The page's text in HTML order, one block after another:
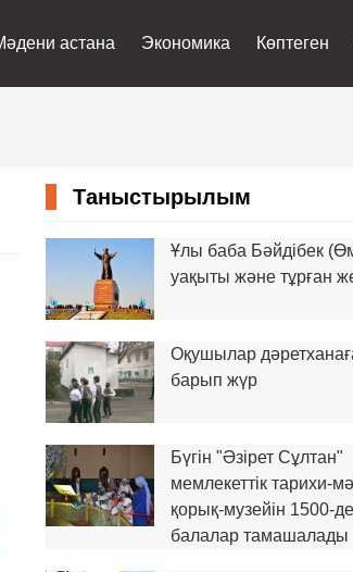
астана Экономика Көптеген
Таныстырылым
Ұлы баба Бәйдібек
уақыты және тұрған
Оқушылар
барып жүр
Бүгін "Әзірет Сұлтан"
мемлекеттік тарихи-
қорық-музейін 1500-
балалар тамашалады